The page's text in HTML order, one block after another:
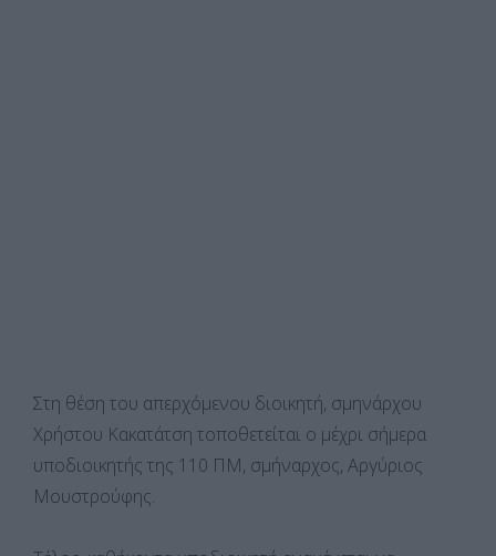
Στη θέση του απερχόμενου διοικητή, σμηνάρχου
Χρήστου Κακατάτση τοποθετείται ο μέχρι σήμερα
υποδιοικητής της 110 ΠΜ, σμήναρχος, Αργύριος
Μουστρούφης.